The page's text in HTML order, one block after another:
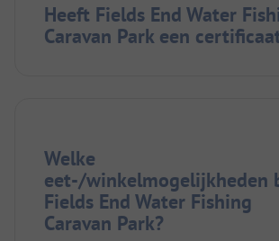
Heeft Fields End Water
Caravan Park een
Welke
eet-/winkelmogelijkheden
Fields End Water Fishing
Caravan Park?